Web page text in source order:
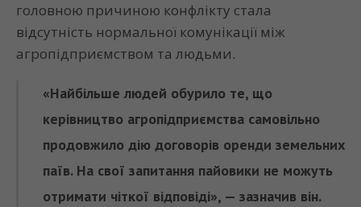
головною причиною конфлікту стала
відсутність нормальної комунікації між
агропідприємством та людьми.
«Найбільше людей обурило те, що
керівництво агропідприємства самовільно
продовжило дію договорів оренди земельних
паїв. На свої запитання пайовики не можуть
отримати чіткої відповіді», — зазначив він.